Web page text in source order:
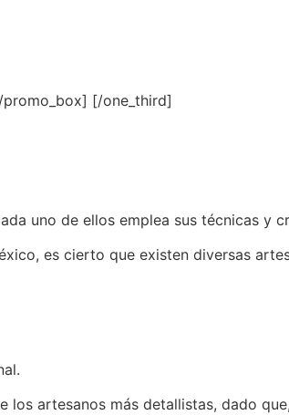
[/one_third]
uno de ellos emplea sus técnicas y
es cierto que existen diversas
artesanos más detallistas, dado